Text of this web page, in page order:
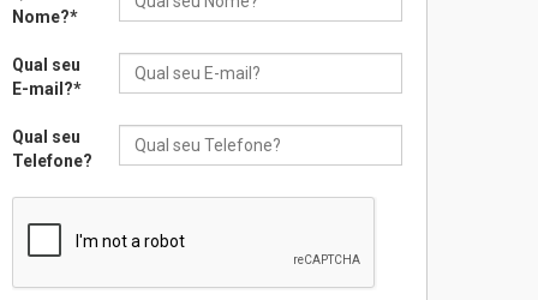
Universidade Mackenzie
realizará nova edição da
05.08.2026
Seminário discute desafios
das novas tecnologias em
04.08.2026
Nome?*
Qual seu
E-mail?*
Qual seu
Telefone?